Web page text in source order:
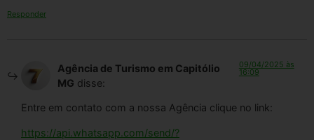
Responder
Agência de Turismo em Capitólio
MG disse:
09/04/2025 às
16:09
Entre em contato com a nossa Agência clique no link:
https://api.whatsapp.com/send/?